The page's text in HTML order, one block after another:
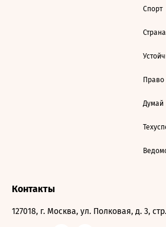
Спорт
Страна
Право
Думай
Контакты
127018, г. Москва, ул. Полковая, д. 3,